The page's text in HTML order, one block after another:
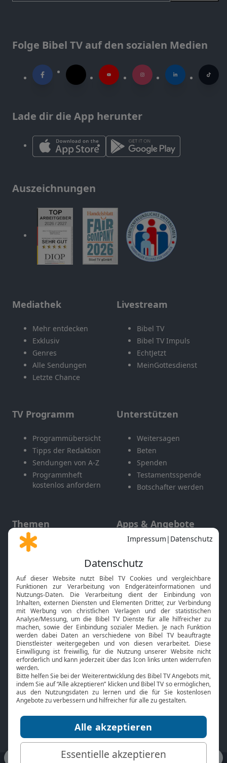
Folge Bibel TV auf den sozialen Medien
Lade dir die App herunter
Auszeichnungen
Mediathek
Mehr entdecken
Exklusiv
Genres
Alle Sendungen
Letzte Chance
Livestream
Bibel TV
Bibel TV Impuls
EchtJetzt
MeinGottesdienst
TV Programm
Programmübersicht
Tipps der Redaktion
Sendungen von A-Z
Programmheft
kostenlos anfordern
Unterstützen
Weitersagen
Beten
Spenden
Testamentsspende
Botschafter werden
Themen
Gott und Bibel erklärt
Neuigkeiten
Apps & Angebote
Mobile App
Smart TV
HbbTV
Bibelthek Online-Bibel
Nächster Gottesdienst
Bibel TV
Über uns
Jobs
Mediadaten
Service
Kontakt
TV-Empfang